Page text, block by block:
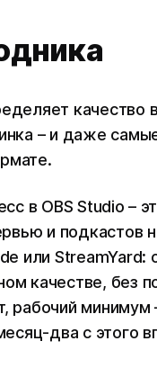
качество
– и даже
в OBS Studio –
и подкастов
или StreamYard:
качестве, без
минимум
два с этого